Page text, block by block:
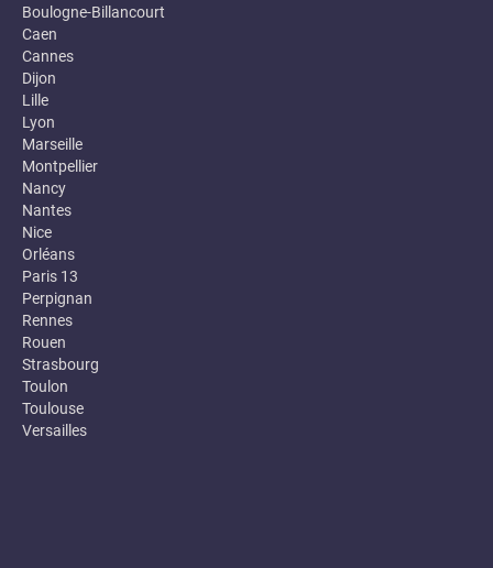
Boulogne-Billancourt
Caen
Cannes
Dijon
Lille
Lyon
Marseille
Montpellier
Nancy
Nantes
Nice
Orléans
Paris 13
Perpignan
Rennes
Rouen
Strasbourg
Toulon
Toulouse
Versailles